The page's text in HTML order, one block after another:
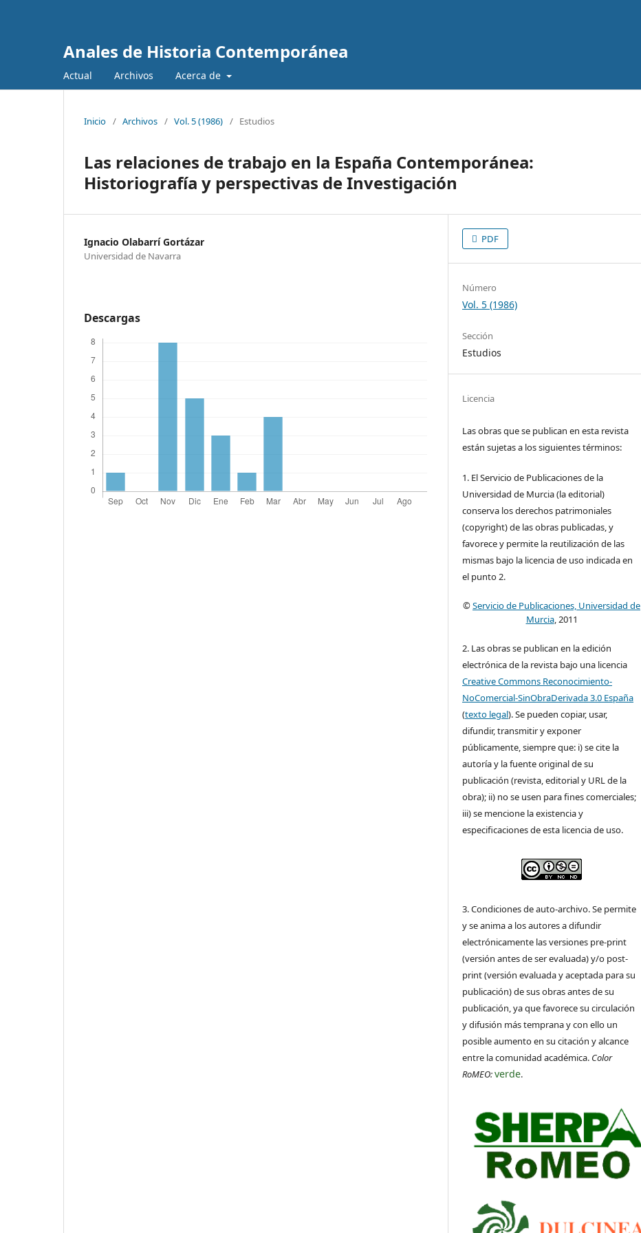
Anales de Historia Contemporánea
Actual Archivos Acerca de
Inicio / Archivos / Vol. 5 (1986) / Estudios
Las relaciones de trabajo en la España Contemporánea:
Historiografía y perspectivas de Investigación
Ignacio Olabarrí Gortázar
Universidad de Navarra
Descargas
PDF
Número
Vol. 5 (1986)
Sección
Estudios
Licencia
Las obras que se publican en esta revista
están sujetas a los siguientes términos:
1. El Servicio de Publicaciones de la
Universidad de Murcia (la editorial)
conserva los derechos patrimoniales
(copyright) de las obras publicadas, y
favorece y permite la reutilización de las
mismas bajo la licencia de uso indicada en
el punto 2.
©Servicio de Publicaciones, Universidad de
Murcia, 2011
2. Las obras se publican en la edición
electrónica de la revista bajo una licencia
Creative Commons Reconocimiento-
NoComercial-SinObraDerivada 3.0 España
(texto legal). Se pueden copiar, usar,
difundir, transmitir y exponer
públicamente, siempre que: i) se cite la
autoría y la fuente original de su
publicación (revista, editorial y URL de la
obra); ii) no se usen para fines comerciales;
iii) se mencione la existencia y
especificaciones de esta licencia de uso.
3. Condiciones de auto-archivo. Se permite
y se anima a los autores a difundir
electrónicamente las versiones pre-print
(versión antes de ser evaluada) y/o post-
print (versión evaluada y aceptada para su
publicación) de sus obras antes de su
publicación, ya que favorece su circulación
y difusión más temprana y con ello un
posible aumento en su citación y alcance
entre la comunidad académica. Color
RoMEO:verde.